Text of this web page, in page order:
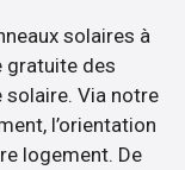
solaires à
gratuite des
Via notre
l’orientation
logement. De